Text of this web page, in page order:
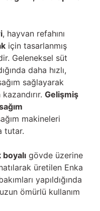
, hayvan refahını
için tasarlanmış
Geleneksel süt
daha hızlı,
sağlayarak
Gelişmiş
makineleri
tutar.
gövde üzerine
üretilen Enka
yapıldığında
ömürlü kullanım